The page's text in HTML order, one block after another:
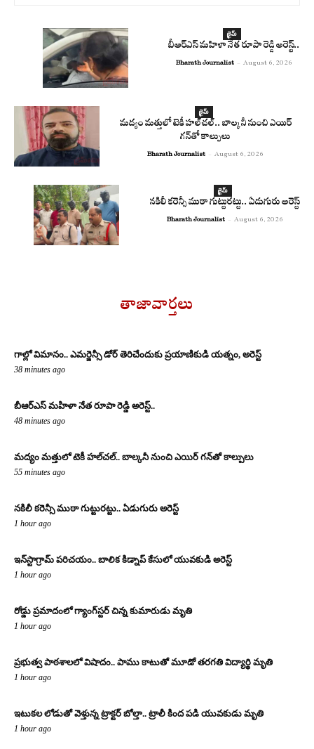
క్రైమ్
బీఆర్ఎస్ మహిళా నేత రూపా రెడ్డి అరెస్ట్..
Bharath Journalist - August 6, 2026
క్రైమ్
మద్యం మత్తులో టెకీ హల్‌చల్.. బాల్కనీ నుంచి ఎయిర్
గన్‌తో కాల్పులు
Bharath Journalist - August 6, 2026
క్రైమ్
నకిలీ కరెన్సీ ముఠా గుట్టురట్టు.. ఏడుగురు అరెస్ట్
Bharath Journalist - August 6, 2026
తాజావార్తలు
గాల్లో విమానం.. ఎమర్జెన్సీ డోర్ తెరిచేందుకు ప్రయాణికుడి యత్నం, అరెస్ట్
38 minutes ago
బీఆర్ఎస్ మహిళా నేత రూపా రెడ్డి అరెస్ట్..
48 minutes ago
మద్యం మత్తులో టెకీ హల్‌చల్.. బాల్కనీ నుంచి ఎయిర్ గన్‌తో కాల్పులు
55 minutes ago
నకిలీ కరెన్సీ ముఠా గుట్టురట్టు.. ఏడుగురు అరెస్ట్
1 hour ago
ఇన్‌స్టాగ్రామ్ పరిచయం.. బాలిక కిడ్నాప్ కేసులో యువకుడి అరెస్ట్
1 hour ago
రోడ్డు ప్రమాదంలో గ్యాంగ్‌స్టర్ చిన్న కుమారుడు మృతి
1 hour ago
ప్రభుత్వ పాఠశాలలో విషాదం.. పాము కాటుతో మూడో తరగతి విద్యార్థి మృతి
1 hour ago
ఇటుకల లోడుతో వెళ్తున్న ట్రాక్టర్ బోల్తా.. ట్రాలీ కింద పడి యువకుడు మృతి
1 hour ago